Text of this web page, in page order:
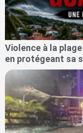
Violence à la
en protégeant sa